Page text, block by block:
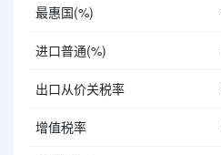
最惠国(%)
进口普通(%)
出口从价关税率
增值税率